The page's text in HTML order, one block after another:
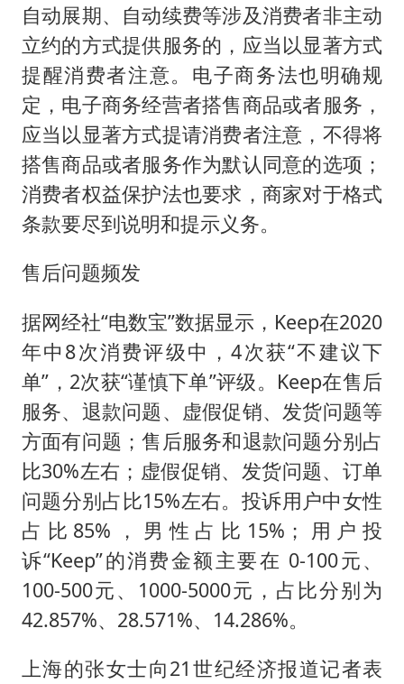
自动展期、自动续费等涉及消费者非主动
立约的方式提供服务的，应当以显著方式
提醒消费者注意。电子商务法也明确规
定，电子商务经营者搭售商品或者服务，
应当以显著方式提请消费者注意，不得将
搭售商品或者服务作为默认同意的选项；
消费者权益保护法也要求，商家对于格式
条款要尽到说明和提示义务。
售后问题频发
据网经社“电数宝”数据显示，Keep在2020
年中8次消费评级中，4次获“不建议下
单”，2次获“谨慎下单”评级。Keep在售后
服务、退款问题、虚假促销、发货问题等
方面有问题；售后服务和退款问题分别占
比30%左右；虚假促销、发货问题、订单
问题分别占比15%左右。投诉用户中女性
占比85%，男性占比15%；用户投
诉“Keep”的消费金额主要在 0-100元、
100-500元、1000-5000元，占比分别为
42.857%、28.571%、14.286%。
上海的张女士向21世纪经济报道记者表